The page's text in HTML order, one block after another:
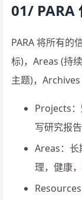
01/ PARA
PARA 将所有的
标)，Areas (持
主题)，
Projects：
写研究报
Areas：长
理，健康